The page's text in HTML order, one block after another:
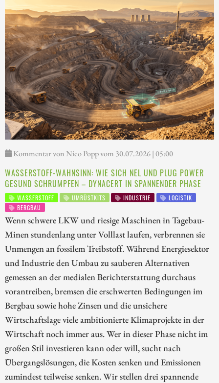
Kommentar von Nico Popp vom 30.07.2026 | 05:00
WASSERSTOFF-WAHNSINN: WIE SICH NEL UND PLUG POWER
GESUND SCHRUMPFEN – DYNACERT IN SPANNENDER PHASE
WASSERSTOFF UMRÜSTKITS INDUSTRIE
LOGISTIK
BERGBAU
Wenn schwere LKW und riesige Maschinen in Tagebau-
Minen stundenlang unter Volllast laufen, verbrennen sie
Unmengen an fossilem Treibstoff. Während Energiesektor
und Industrie den Umbau zu sauberen Alternativen
gemessen an der medialen Berichterstattung durchaus
vorantreiben, bremsen die erschwerten Bedingungen im
Bergbau sowie hohe Zinsen und die unsichere
Wirtschaftslage viele ambitionierte Klimaprojekte in der
Wirtschaft noch immer aus. Wer in dieser Phase nicht im
großen Stil investieren kann oder will, sucht nach
Übergangslösungen, die Kosten senken und Emissionen
zumindest teilweise senken. Wir stellen drei spannende